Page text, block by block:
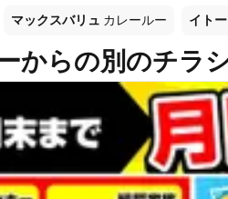
マックスバリュ カレールー イト
からの別のチラ